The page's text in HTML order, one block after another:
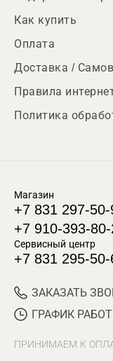
Как купить
Оплата
Доставка /
Правила
Политика
Магазин
+7 831 297-50-
+7 910-393-
Сервисный центр
+7 831 295-50-
ЗАКАЗАТЬ
ГРАФИК
ПРИНИМАЕМ К